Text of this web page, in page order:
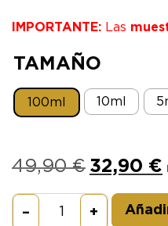
IMPORTANTE: Las
TAMAÑO
100ml 10ml
49,90€ 32,90 €
– +